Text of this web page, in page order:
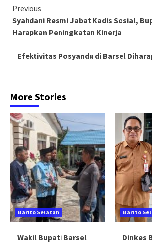
Continue
Reading
Previous
Syahdani Resmi Jabat Kadis Sosial,
Harapkan Peningkatan Kinerja
Efektivitas Posyandu di Barsel
More Stories
Barito Selatan
Wakil Bupati Barsel
Barito
Dinkes